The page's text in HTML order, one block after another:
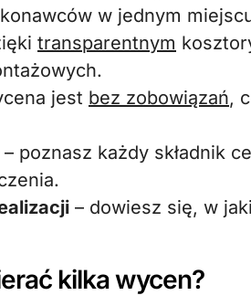
w jednym
transparentnym
jest bez zobowiązań,
poznasz każdy składnik
– dowiesz się, w
kilka wycen?